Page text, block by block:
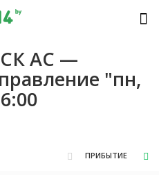
АС —
"пн,
ПРИБЫТИЕ